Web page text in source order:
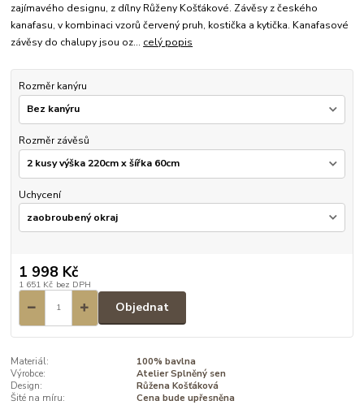
zajímavého designu, z dílny Růženy Košťákové. Závěsy z českého
kanafasu, v kombinaci vzorů červený pruh, kostička a kytička. Kanafasové
závěsy do chalupy jsou oz... celý popis
Rozměr kanýru
Rozměr závěsů
Uchycení
1 998 Kč
1 651 Kč bez DPH
Objednat
Materiál:
100% bavlna
Výrobce:
Atelier Splněný sen
Design:
Růžena Košťáková
Šité na míru:
Cena bude upřesněna